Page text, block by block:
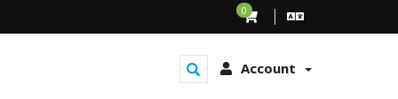
0
Account